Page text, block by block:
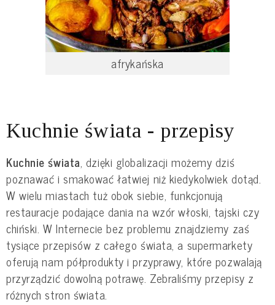
afrykańska
Kuchnie świata - przepisy
Kuchnie świata, dzięki globalizacji możemy dziś
poznawać i smakować łatwiej niż kiedykolwiek dotąd.
W wielu miastach tuż obok siebie, funkcjonują
restauracje podające dania na wzór włoski, tajski czy
chiński. W Internecie bez problemu znajdziemy zaś
tysiące przepisów z całego świata, a supermarkety
oferują nam półprodukty i przyprawy, które pozwalają
przyrządzić dowolną potrawę. Zebraliśmy przepisy z
różnych stron świata.